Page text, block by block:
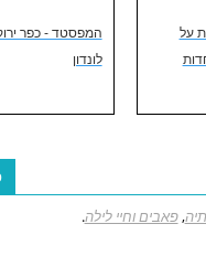
על
המפסטד - כפר
לונדון
,פאבים וחיי לילה.